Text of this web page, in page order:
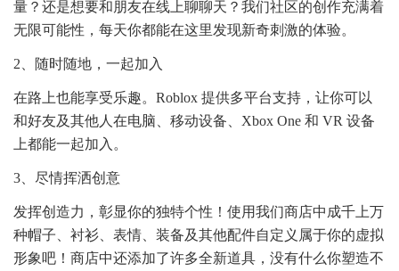
量？还是想要和朋友在线上聊聊天？我们社区的创作充满着
无限可能性，每天你都能在这里发现新奇刺激的体验。
2、随时随地，一起加入
在路上也能享受乐趣。Roblox 提供多平台支持，让你可以
和好友及其他人在电脑、移动设备、Xbox One 和 VR 设备
上都能一起加入。
3、尽情挥洒创意
发挥创造力，彰显你的独特个性！使用我们商店中成千上万
种帽子、衬衫、表情、装备及其他配件自定义属于你的虚拟
形象吧！商店中还添加了许多全新道具，没有什么你塑造不